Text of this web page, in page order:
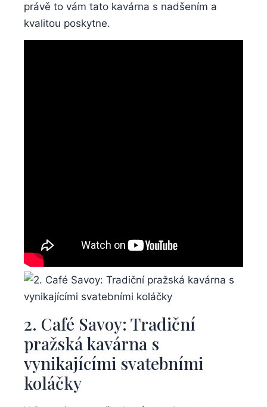
právě to vám tato kavárna s nadšením a
kvalitou poskytne.
2. Café Savoy: Tradiční
pražská kavárna s
vynikajícími svatebními
koláčky